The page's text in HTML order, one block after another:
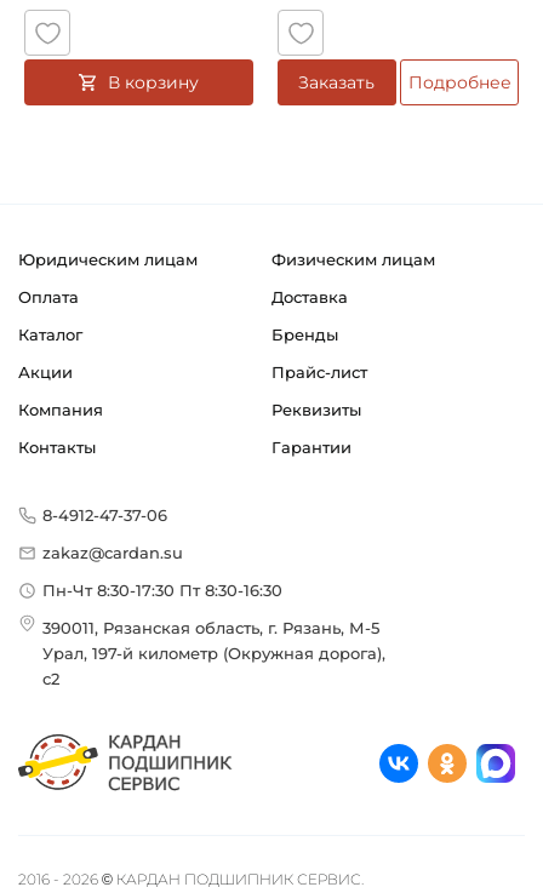
В корзину Заказать Подробнее
Юридическим лицам
Физическим лицам
Оплата
Доставка
Каталог
Бренды
Акции
Прайс-лист
Компания
Реквизиты
Контакты
Гарантии
8-4912-47-37-06
zakaz@cardan.su
Пн-Чт 8:30-17:30 Пт 8:30-16:30
390011, Рязанская область, г. Рязань, М-5
Урал, 197-й километр (Окружная дорога),
с2
2016 - 2026 © КАРДАН ПОДШИПНИК СЕРВИС.